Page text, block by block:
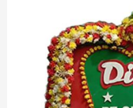
Bunga
Woyla
Timur